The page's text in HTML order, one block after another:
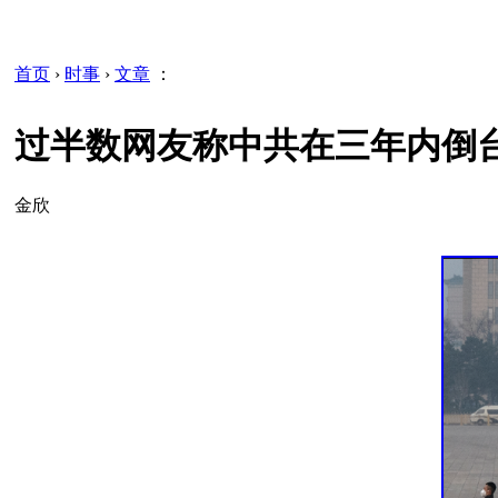
首页 › 时事 › 文章 ：
过半数网友称中共在三年内倒
金欣